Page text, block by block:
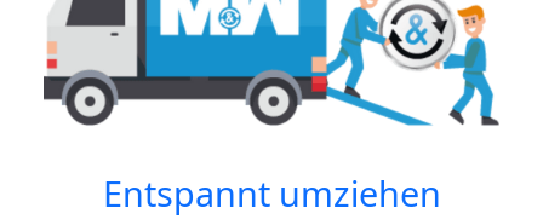
Entspannt umziehen